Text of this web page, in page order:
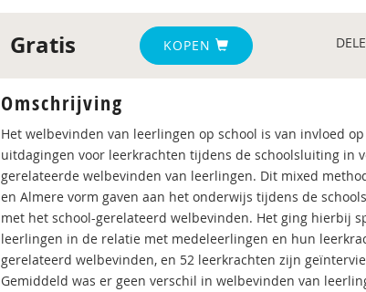
Gratis KOPEN
Omschrijving
Het welbevinden van leerlingen op school is van invloed
uitdagingen voor leerkrachten tijdens de schoolsluiting in
gerelateerde welbevinden van leerlingen. Dit mixed
en Almere vorm gaven aan het onderwijs tijdens de
met het school-gerelateerd welbevinden. Het ging hierbij
leerlingen in de relatie met medeleerlingen en hun
gerelateerd welbevinden, en 52 leerkrachten zijn
Gemiddeld was er geen verschil in welbevinden van